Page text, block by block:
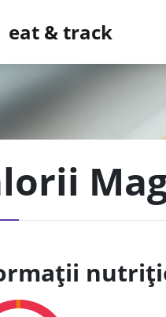
eat & track